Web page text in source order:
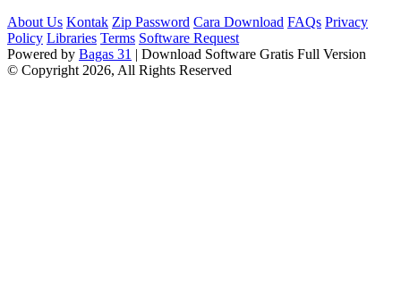
About Us Kontak Zip Password Cara Download FAQs Privacy
Policy Libraries Terms Software Request
Powered by Bagas 31 | Download Software Gratis Full Version
© Copyright 2026, All Rights Reserved